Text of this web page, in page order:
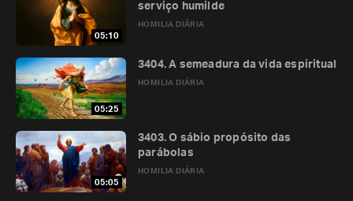
05:10
HOMILIA DIÁRIA
serviço humilde
05:25
HOMILIA DIÁRIA
3404. A semeadura da vida espiritual
05:05
HOMILIA DIÁRIA
3403. O sábio propósito das
parábolas